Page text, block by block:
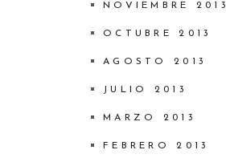
NOVIEMBRE 2013
OCTUBRE 2013
AGOSTO 2013
JULIO 2013
MARZO 2013
FEBRERO 2013